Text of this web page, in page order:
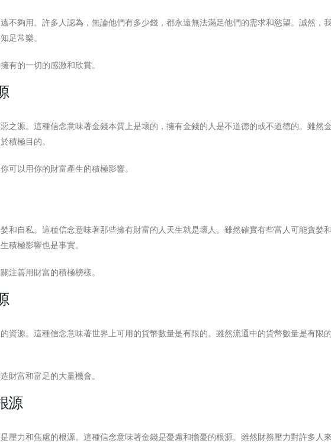
不夠用。許多人認為，無論他們有多少錢，都永遠無法滿足他們的需求和慾望。誠然，
足常樂。
有的一切的感激和欣賞。
之源。這種信念意味著金錢本質上是壞的，擁有金錢的人是不道德的或不道德的。雖然
積極目的。
可以用你的財富產生的積極影響。
和自私。這種信念意味著那些擁有財富的人天生就是壞人。雖然確實有些富人可能貪婪和
積極影響也是事實。
注善用財富的積極榜樣。
資源。這種信念意味著世界上可用的貨幣數量是有限的。雖然流通中的貨幣數量是有限
財富和富足的大量機會。
源
壓力和焦慮的根源。這種信念意味著金錢是憂慮和擔憂的根源。雖然財務壓力對許多人